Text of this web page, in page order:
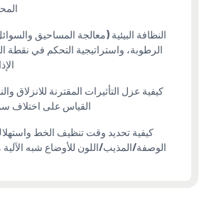
النظافة البيئية (معالجة المساحيق
الرطوبة، واستراتيجية التحكم في
كيفية عزل التأثيرات المقترنة للانزلاق
القياس على اختلاف
كيفية تحديد وقت تنظيف الخط واستهلاك
الوصفة/المذيب/اللون للأوضاع شبه الآلية